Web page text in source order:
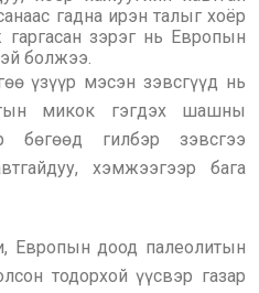
гадна ирэн талыг хоёр
зэрэг нь Европын
болжээ.
үзүүр мэсэн зэвсгүүд нь
микок гэгдэх шашны
бөгөөд гилбэр зэвсгээ
хэмжээгээр бага
Европын доод палеолитын
тодорхой үүсвэр газар